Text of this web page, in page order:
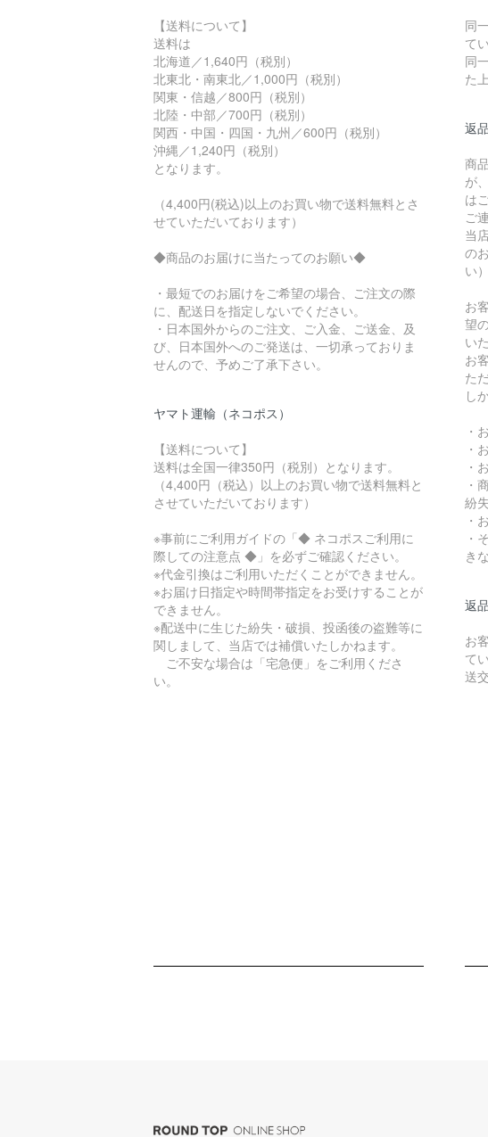
【送料について】
送料は
北海道／1,640円（税別）
北東北・南東北／1,000円（税別）
関東・信越／800円（税別）
北陸・中部／700円（税別）
関西・中国・四国・九州／600円（税別）
沖縄／1,240円（税別）
となります。
（4,400円(税込)以上のお買い物で送料無料とさ
せていただいております）
◆商品のお届けに当たってのお願い◆
・最短でのお届けをご希望の場合、ご注文の際
に、配送日を指定しないでください。
・日本国外からのご注文、ご入金、ご送金、及
び、日本国外へのご発送は、一切承っておりま
せんので、予めご了承下さい。
ヤマト運輸（ネコポス）
【送料について】
送料は全国一律350円（税別）となります。
（4,400円（税込）以上のお買い物で送料無料と
させていただいております）
※事前にご利用ガイドの「◆ ネコポスご利用に
際しての注意点 ◆」を必ずご確認ください。
※代金引換はご利用いただくことができません。
※お届け日指定や時間帯指定をお受けすることが
できません。
※配送中に生じた紛失・破損、投函後の盗難等に
関しまして、当店では補償いたしかねます。
ご不安な場合は「宅急便」をご利用くださ
い。
同
て
同
た
返
商
が
は
ご
当
の
い）
お
望
い
お
た
し
・
・
・
・
紛
・
・
き
返
お
て
送